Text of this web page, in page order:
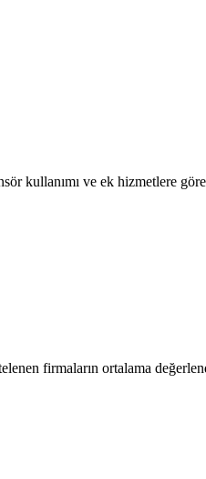
kullanımı ve ek hizmetlere
firmaların ortalama